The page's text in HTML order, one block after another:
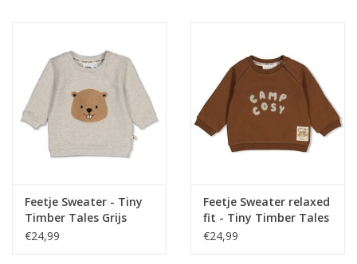
Feetje Sweater - Tiny
Timber Tales Grijs
melange
€24,99
Feetje Sweater relaxed
fit - Tiny Timber Tales
Bruin
€24,99